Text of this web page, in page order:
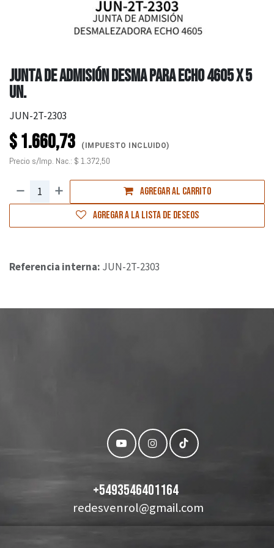
JUNTA DE ADMISIÓN DESMA PARA ECHO 4605 X 5
UN.
JUN-2T-2303
$1.660,73 (IMPUESTO INCLUIDO)
Precio s/Imp. Nac.: $ 1.372,50
Agregar al carrito
Agregar a la lista de deseos
Referencia interna: JUN-2T-2303
+5493546401164
redesvenrol@gmail.com